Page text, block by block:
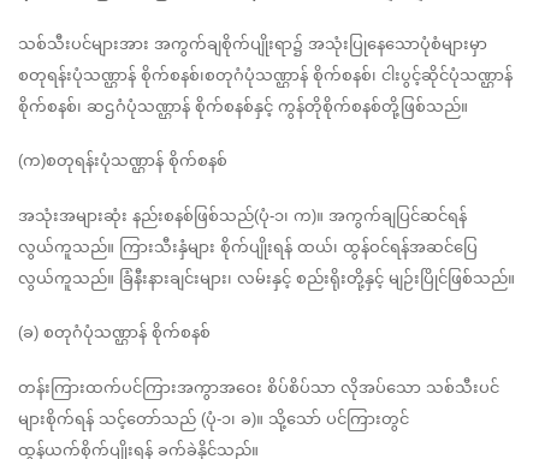
သစ်သီးပင်များအား အကွက်ချစိုက်ပျိုးရာ၌ အသုံးပြုနေသောပုံစံများမှာ
စတုရန်းပုံသဏ္ဌာန် စိုက်စနစ်၊စတုဂံပုံသဏ္ဌာန် စိုက်စနစ်၊ ငါးပွင့်ဆိုင်ပုံသဏ္ဌာန်
စိုက်စနစ်၊ ဆဌဂံပုံသဏ္ဌာန် စိုက်စနစ်နှင့် ကွန်တိုစိုက်စနစ်တို့ဖြစ်သည်။
(က)စတုရန်းပုံသဏ္ဌာန် စိုက်စနစ်
အသုံးအများဆုံး နည်းစနစ်ဖြစ်သည်(ပုံ-၁၊ က)။ အကွက်ချပြင်ဆင်ရန်
လွယ်ကူသည်။ ကြားသီးနှံများ စိုက်ပျိုးရန် ထယ်၊ ထွန်ဝင်ရန်အဆင်ပြေ
လွယ်ကူသည်။ ခြံနီးနားချင်းများ၊ လမ်းနှင့် စည်းရိုးတို့နှင့် မျဉ်းပြိုင်ဖြစ်သည်။
(ခ) စတုဂံပုံသဏ္ဌာန် စိုက်စနစ်
တန်းကြားထက်ပင်ကြားအကွာအဝေး စိပ်စိပ်သာ လိုအပ်သော သစ်သီးပင်
များစိုက်ရန် သင့်တော်သည် (ပုံ-၁၊ ခ)။ သို့သော် ပင်ကြားတွင်
ထွန်ယက်စိုက်ပျိုးရန် ခက်ခဲနိုင်သည်။